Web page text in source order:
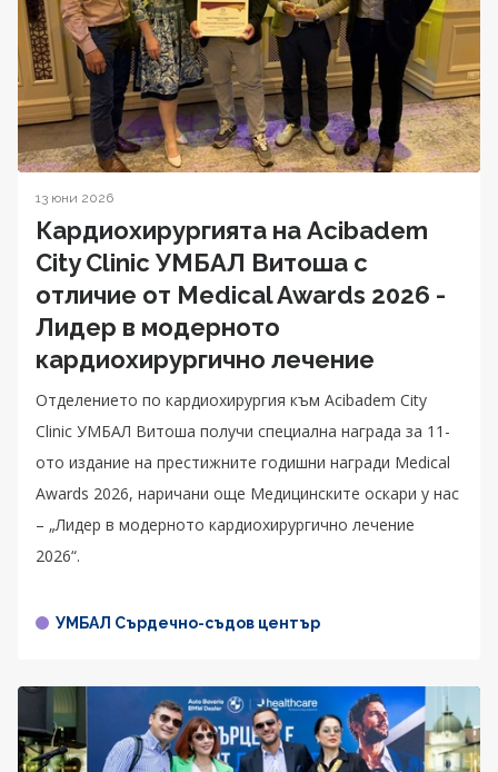
13 юни 2026
Кардиохирургията на Acibadem
City Clinic УМБАЛ Витоша с
отличие от Medical Awards 2026 -
Лидер в модерното
кардиохирургично лечение
Отделението по кардиохирургия към Acibadem City
Clinic УМБАЛ Витоша получи специална награда за 11-
ото издание на престижните годишни награди Medical
Awards 2026, наричани още Медицинските оскари у нас
– „Лидер в модерното кардиохирургично лечение
2026“.
УМБАЛ Сърдечно-съдов център